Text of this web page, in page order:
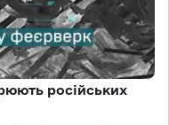
російських